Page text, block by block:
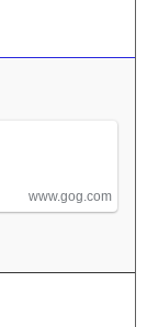
www.gog.com